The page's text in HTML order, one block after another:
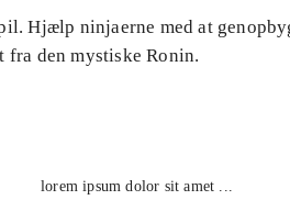
Hjælp ninjaerne med at
fra den mystiske Ronin.
lorem ipsum dolor sit amet ...